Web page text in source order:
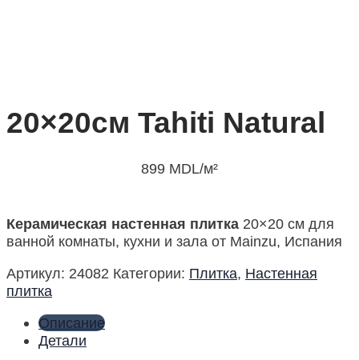
20×20см Tahiti Natural
899 MDL/м²
Керамическая настенная плитка 20×20 см для
ванной комнаты, кухни и зала от Mainzu, Испания
Артикул: 24082 Категории: Плитка, Настенная
плитка
Описание
Детали